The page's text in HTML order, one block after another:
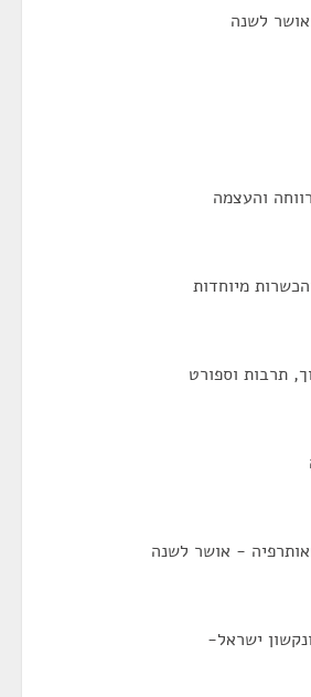
אושר לשנה
והעצמה
מיוחדות
תרבות וספורט
- אושר לשנה
ישראל-